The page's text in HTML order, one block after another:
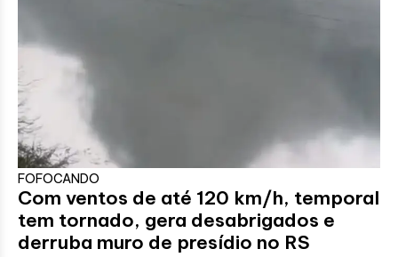
FOFOCANDO
Com ventos de até 120 km/h, temporal
tem tornado, gera desabrigados e
derruba muro de presídio no RS